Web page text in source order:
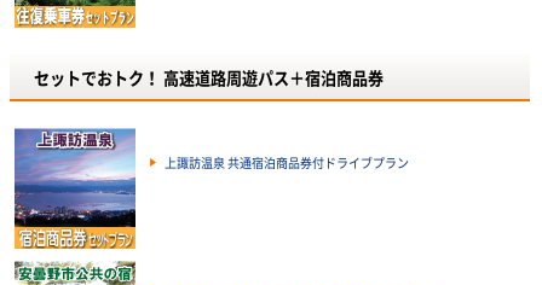
セットでおトク！ 高速道路周遊パス＋宿泊商品券
上諏訪温泉 共通宿泊商品券付ドライブプラン